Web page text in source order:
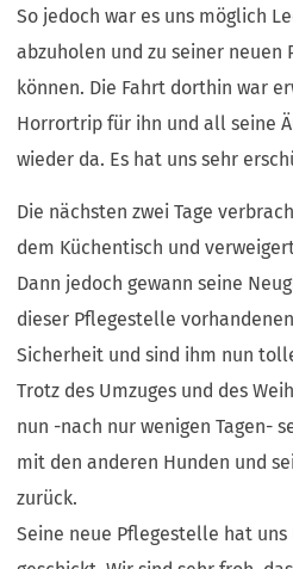
So jedoch war es uns möglich
abzuholen und zu seiner neuen
können. Die Fahrt dorthin war
Horrortrip für ihn und all seine
wieder da. Es hat uns sehr
Die nächsten zwei Tage
dem Küchentisch und
Dann jedoch gewann seine
dieser Pflegestelle
Sicherheit und sind ihm nun
Trotz des Umzuges und des
nun -nach nur wenigen Tagen-
mit den anderen Hunden und
zurück.
Seine neue Pflegestelle hat